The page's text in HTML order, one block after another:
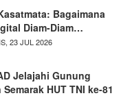
Bagaimana
Diam-Diam…
23 JUL 2026
Jelajahi Gunung
HUT TNI ke-81